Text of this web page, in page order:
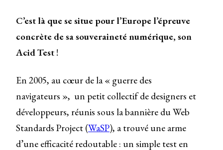
C’est là que se situe pour l’Europe l’épreuve
concrète de sa souveraineté numérique, son
Acid Test !
En 2005, au cœur de la « guerre des
navigateurs », un petit collectif de designers et
développeurs, réunis sous la bannière du Web
Standards Project (WaSP), a trouvé une arme
d’une efficacité redoutable : un simple test en